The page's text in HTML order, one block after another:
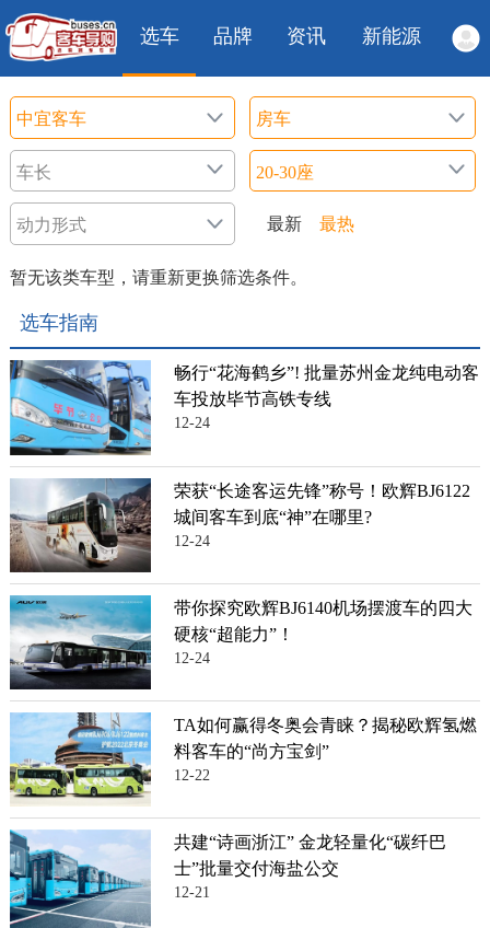
选车 品牌 资讯 新能源
最新 最热
暂无该类车型，请重新更换筛选条件。
选车指南
畅行“花海鹤乡”! 批量苏州金龙纯电动客
车投放毕节高铁专线
12-24
荣获“长途客运先锋”称号！欧辉BJ6122
城间客车到底“神”在哪里?
12-24
带你探究欧辉BJ6140机场摆渡车的四大
硬核“超能力”！
12-24
TA如何赢得冬奥会青睐？揭秘欧辉氢燃
料客车的“尚方宝剑”
12-22
共建“诗画浙江” 金龙轻量化“碳纤巴
士”批量交付海盐公交
12-21